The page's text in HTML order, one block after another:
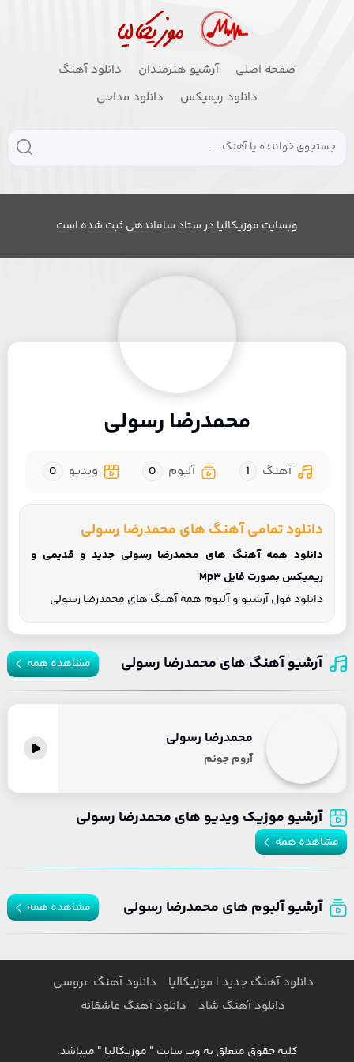
صفحه اصلی آرشیو هنرمندان
دانلود آهنگ
دانلود ریمیکس
دانلود مداحی
وبسایت موزیکالیا در ستاد ساماندهی ثبت شده است
محمدرضا رسولی
آهنگ 1 آلبوم 0 ویدیو 0
دانلود تمامی آهنگ های محمدرضا رسولی
دانلود همه آهنگ های محمدرضا رسولی جدید و قدیمی و
ریمیکس بصورت فایل Mp3
دانلود فول آرشیو و آلبوم همه آهنگ های محمدرضا رسولی
آرشیو آهنگ های محمدرضا رسولی مشاهده همه
محمدرضا رسولی
آروم جونم
آرشیو موزیک ویدیو های محمدرضا رسولی
مشاهده همه
آرشیو آلبوم های محمدرضا رسولی مشاهده همه
دانلود آهنگ جدید | موزیکالیا
دانلود آهنگ عروسی
دانلود آهنگ شاد
دانلود آهنگ عاشقانه
کلیه حقوق متعلق به وب سایت " موزیکالیا " میباشد.